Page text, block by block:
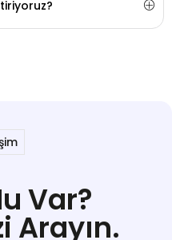
Var?
Arayın.